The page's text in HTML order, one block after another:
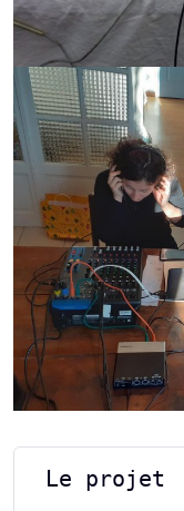
Le projet